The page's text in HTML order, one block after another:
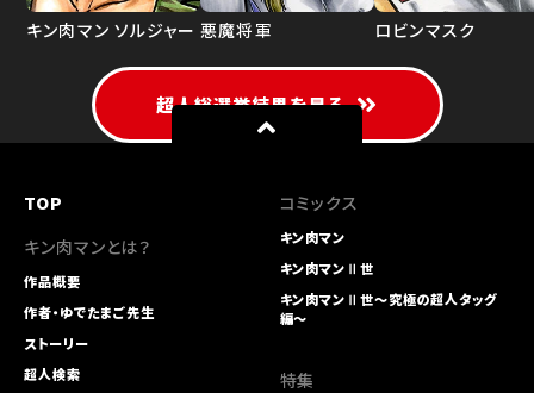
キン肉マン ソルジャー 悪魔将軍 ロビンマスク
超人総選挙結果を見る
TOP
キン肉マンとは？
作品概要
作者・ゆでたまご先生
ストーリー
超人検索
コミックス
キン肉マン
キン肉マンⅡ世
キン肉マンⅡ世～究極の超人タッグ
編～
特集